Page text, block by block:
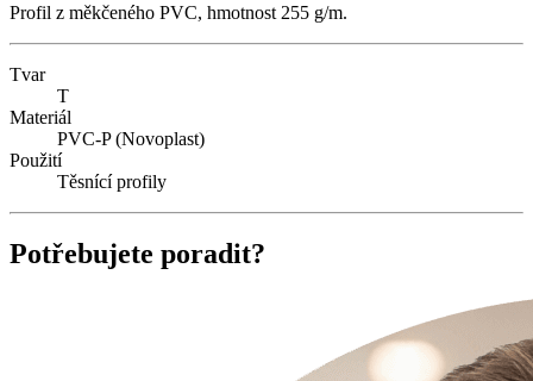
Profil z měkčeného PVC, hmotnost 255 g/m.
Tvar
T
Materiál
PVC-P (Novoplast)
Použití
Těsnící profily
Potřebujete poradit?